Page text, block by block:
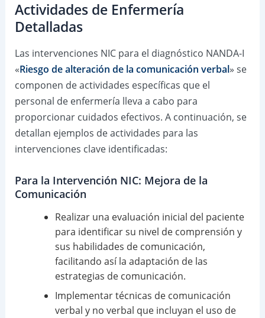
Actividades de Enfermería
Detalladas
Las intervenciones NIC para el diagnóstico NANDA-I
«Riesgo de alteración de la comunicación verbal» se
componen de actividades específicas que el
personal de enfermería lleva a cabo para
proporcionar cuidados efectivos. A continuación, se
detallan ejemplos de actividades para las
intervenciones clave identificadas:
Para la Intervención NIC: Mejora de la
Comunicación
Realizar una evaluación inicial del paciente
para identificar su nivel de comprensión y
sus habilidades de comunicación,
facilitando así la adaptación de las
estrategias de comunicación.
Implementar técnicas de comunicación
verbal y no verbal que incluyan el uso de